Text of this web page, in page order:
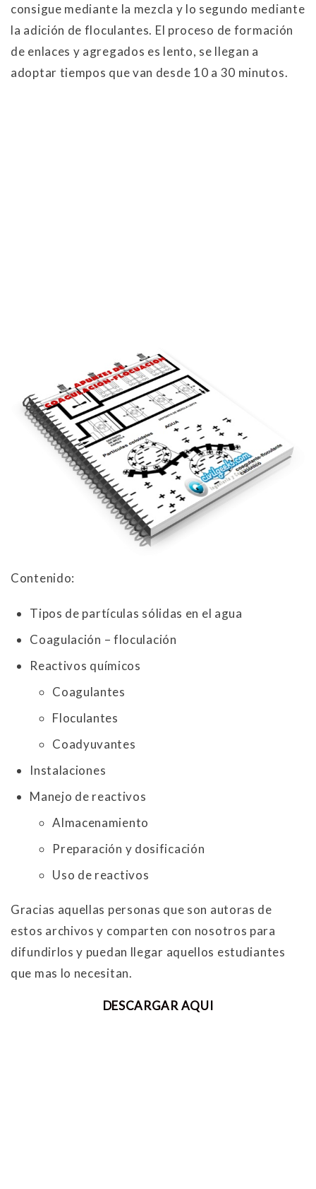
consigue mediante la mezcla y lo segundo mediante
la adición de floculantes. El proceso de formación
de enlaces y agregados es lento, se llegan a
adoptar tiempos que van desde 10 a 30 minutos.
Contenido:
Tipos de partículas sólidas en el agua
Coagulación – floculación
Reactivos químicos
Coagulantes
Floculantes
Coadyuvantes
Instalaciones
Manejo de reactivos
Almacenamiento
Preparación y dosificación
Uso de reactivos
Gracias aquellas personas que son autoras de
estos archivos y comparten con nosotros para
difundirlos y puedan llegar aquellos estudiantes
que mas lo necesitan.
DESCARGAR AQUI